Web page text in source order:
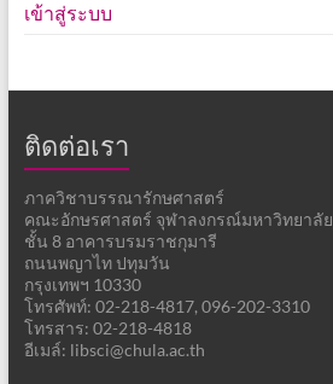
เข้าสู่ระบบ
ติดต่อเรา
ภาควิชาบรรณารักษศาสตร์
คณะอักษรศาสตร์ จุฬาลงกรณ์มหาวิทยาลัย
ชั้น 8 อาคารบรมราชกุมารี
ถนนพญาไท ปทุมวัน
กรุงเทพฯ 10330
โทรศัพท์: 02-218-4817, 096-202-3310
โทรสาร: 02-218-4818
อีเมล์: libsci@chula.ac.th